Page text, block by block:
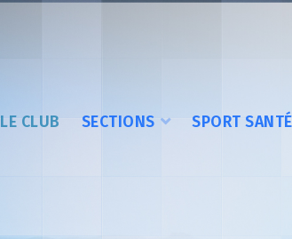
LE CLUB SECTIONS SPORT SANTÉ